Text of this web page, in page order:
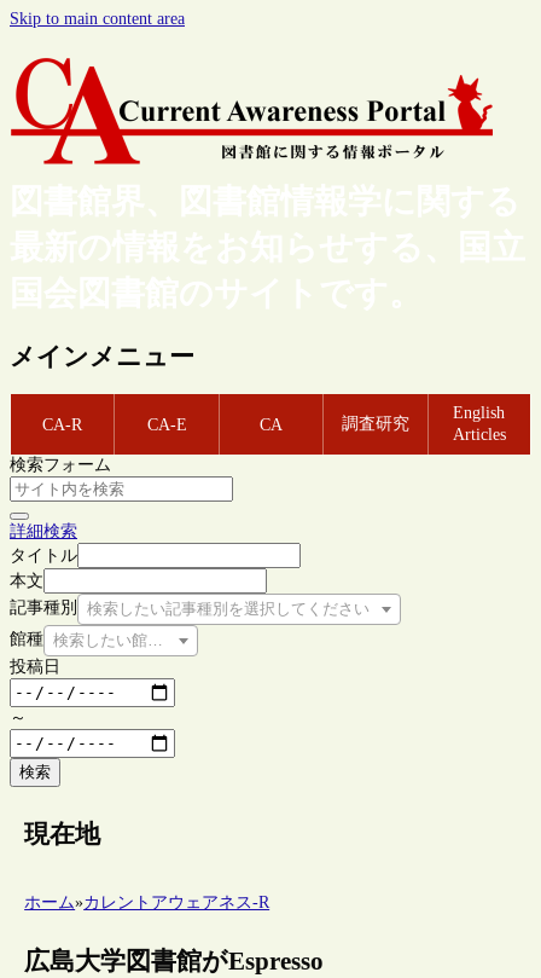
Skip to main content area
図書館界、図書館情報学に関する
最新の情報をお知らせする、国立
国会図書館のサイトです。
メインメニュー
CA-R CA-E CA 調査研究
English
Articles
検索フォーム
詳細検索
タイトル
本文
記事種別
検索したい記事種別を選択してください
館種 検索したい館種を選択してください
投稿日
～
検索
現在地
ホーム»カレントアウェアネス-R
広島大学図書館がEspresso